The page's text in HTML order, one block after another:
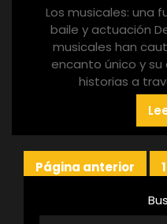
Los musicales: una
baile y actuación
musicales han
encanto único y
historias a
Paginación
Página anterior 1